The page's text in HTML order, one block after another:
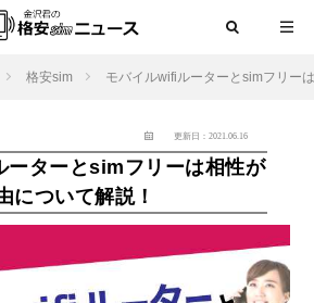
格安sim モバイルwifiルーターとsimフリー
更新日：2021.06.16
ーターとsimフリーは相性が
について解説！